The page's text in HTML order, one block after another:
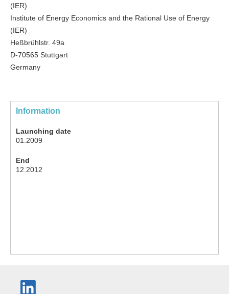
(IER)
Institute of Energy Economics and the Rational Use of Energy
(IER)
Heßbrühlstr. 49a
D-70565 Stuttgart
Germany
Information
Launching date
01.2009
End
12.2012